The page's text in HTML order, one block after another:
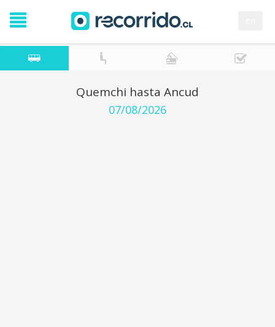
Quemchi hasta Ancud
07/08/2026